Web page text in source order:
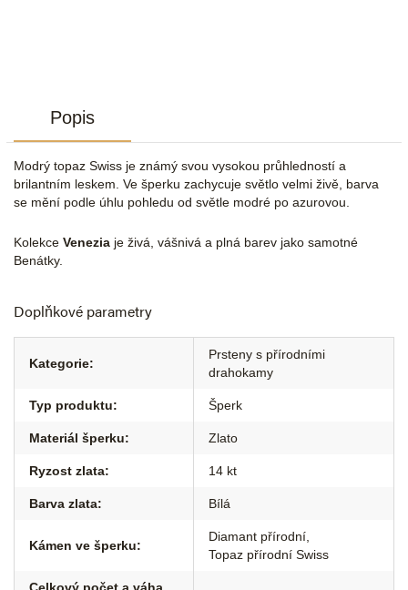
Popis
Modrý topaz Swiss je známý svou vysokou průhledností a
brilantním leskem. Ve šperku zachycuje světlo velmi živě, barva
se mění podle úhlu pohledu od světle modré po azurovou.
Kolekce Venezia je živá, vášnivá a plná barev jako samotné
Benátky.
Doplňkové parametry
Kategorie:
Prsteny s přírodními
drahokamy
Typ produktu: Šperk
Materiál šperku: Zlato
Ryzost zlata: 14 kt
Barva zlata: Bílá
Kámen ve šperku:
Diamant přírodní
Topaz přírodní Swiss